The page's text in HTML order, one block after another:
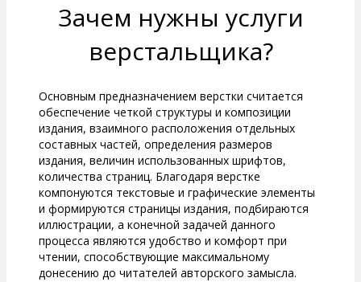
Зачем нужны услуги
верстальщика?
Основным предназначением верстки считается
обеспечение четкой структуры и композиции
издания, взаимного расположения отдельных
составных частей, определения размеров
издания, величин использованных шрифтов,
количества страниц. Благодаря верстке
компонуются текстовые и графические элементы
и формируются страницы издания, подбираются
иллюстрации, а конечной задачей данного
процесса являются удобство и комфорт при
чтении, способствующие максимальному
донесению до читателей авторского замысла.